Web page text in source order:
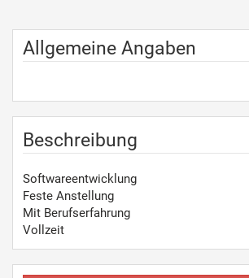
Allgemeine Angaben
Beschreibung
Softwareentwicklung
Feste Anstellung
Mit Berufserfahrung
Vollzeit